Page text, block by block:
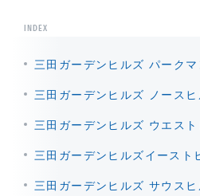
INDEX
三田ガーデンヒルズ パークマ
三田ガーデンヒルズ ノースヒ
三田ガーデンヒルズ ウエスト
三田ガーデンヒルズイースト
三田ガーデンヒルズ サウスヒ